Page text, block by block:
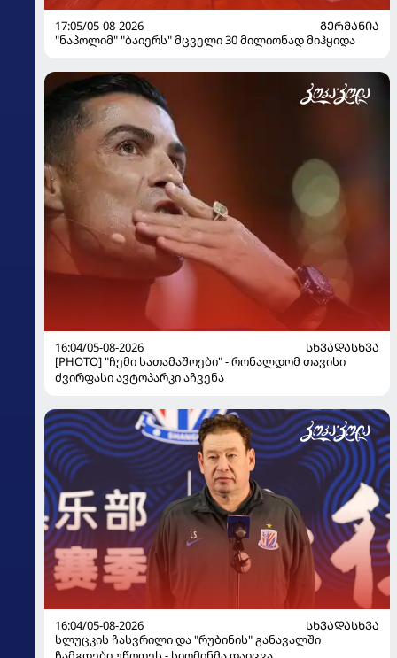
17:05/05-08-2026
ᲒᲔᲠᲛᲐᲜᲘᲐ
"ნაპოლიმ" "ბაიერს" მცველი 30 მილიონად მიჰყიდა
16:04/05-08-2026
ᲡᲮᲕᲐᲓᲐᲡᲮᲕᲐ
[PHOTO] "ჩემი სათამაშოები" - რონალდომ თავისი
ძვირფასი ავტოპარკი აჩვენა
16:04/05-08-2026
ᲡᲮᲕᲐᲓᲐᲡᲮᲕᲐ
სლუცკის ჩასვრილი და "რუბინის" განავალში